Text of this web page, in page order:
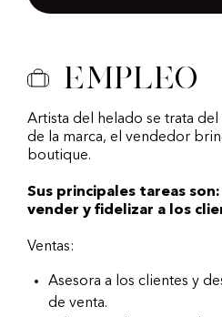
Empleo
Artista del helado se trata
de la marca, el vendedor
boutique.
Sus principales tareas
vender y fidelizar a los
Ventas:
Asesora a los clientes y
de venta.